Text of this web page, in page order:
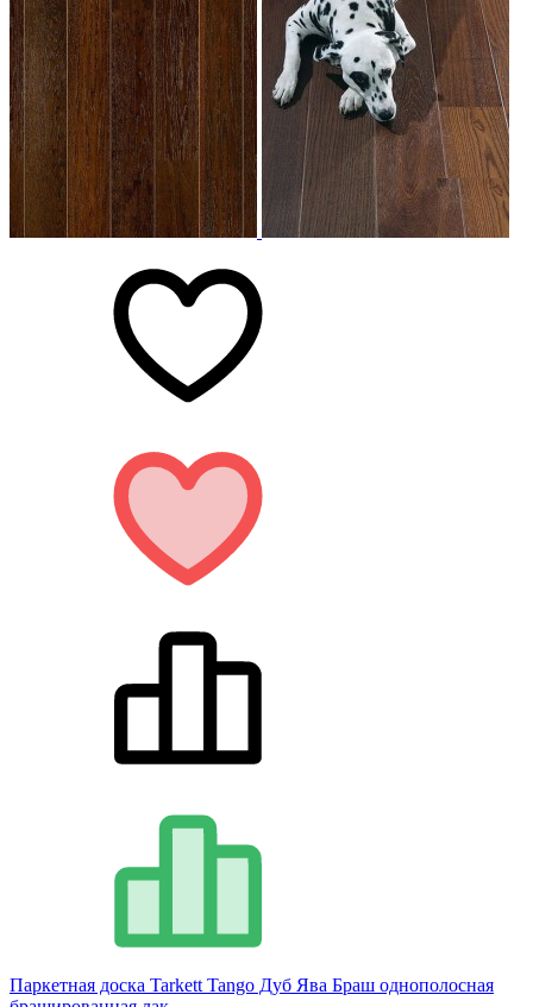
Паркетная доска Tarkett Tango Дуб Ява Браш однополосная